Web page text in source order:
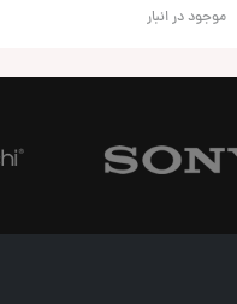
موجود در انبار